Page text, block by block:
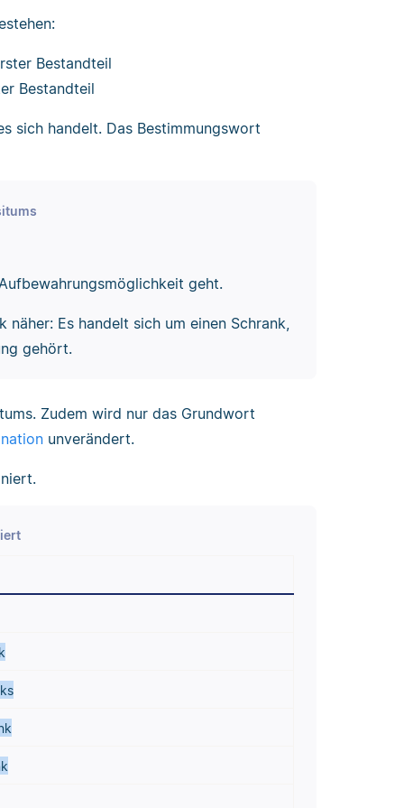
Bestandteil
Bestandteil
sich handelt. Das Bestimmungswort
geht.
näher: Es handelt sich um einen Schrank,
gehört.
Zudem wird nur das Grundwort
unverändert.